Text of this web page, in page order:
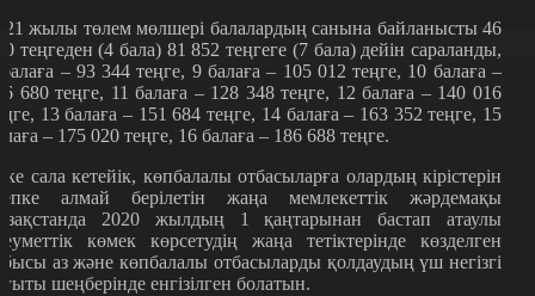
жылы төлем мөлшері балалардың санына байланысты 46
теңгеден (4 бала) 81 852 теңгеге (7 бала) дейін сараланды,
– 93 344 теңге, 9 балаға – 105 012 теңге, 10 балаға –
680 теңге, 11 балаға – 128 348 теңге, 12 балаға – 140 016
13 балаға – 151 684 теңге, 14 балаға – 163 352 теңге, 15
– 175 020 теңге, 16 балаға – 186 688 теңге.
сала кетейік, көпбалалы отбасыларға олардың кірістерін
алмай берілетін жаңа мемлекеттік жәрдемақы
2020 жылдың 1 қаңтарынан бастап атаулы
көмек көрсетудің жаңа тетіктерінде көзделген
аз және көпбалалы отбасыларды қолдаудың үш негізгі
шеңберінде енгізілген болатын.